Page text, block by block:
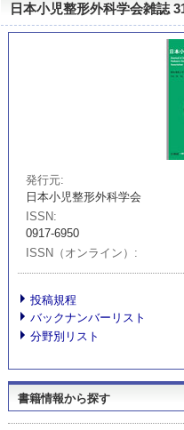
日本小児整形外科学会雑誌
発行元
日本小児整形外科学会
ISSN
0917-6950
ISSN（オンライン）
投稿規程
バックナンバーリスト
分野別リスト
書籍情報から探す